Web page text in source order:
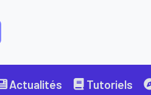
Actualités Tutoriels